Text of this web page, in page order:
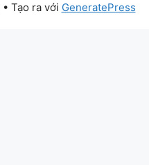
• Tạo ra với GeneratePress